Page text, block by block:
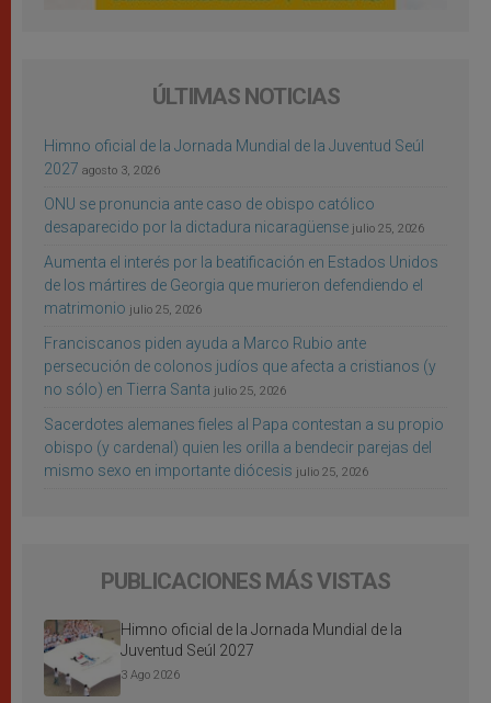
ÚLTIMAS NOTICIAS
Himno oficial de la Jornada Mundial de la Juventud Seúl
2027 agosto 3, 2026
ONU se pronuncia ante caso de obispo católico
desaparecido por la dictadura nicaragüense julio 25, 2026
Aumenta el interés por la beatificación en Estados Unidos
de los mártires de Georgia que murieron defendiendo el
matrimonio julio 25, 2026
Franciscanos piden ayuda a Marco Rubio ante
persecución de colonos judíos que afecta a cristianos (y
no sólo) en Tierra Santa julio 25, 2026
Sacerdotes alemanes fieles al Papa contestan a su propio
obispo (y cardenal) quien les orilla a bendecir parejas del
mismo sexo en importante diócesis julio 25, 2026
PUBLICACIONES MÁS VISTAS
Himno oficial de la Jornada Mundial de la
Juventud Seúl 2027
3 Ago 2026